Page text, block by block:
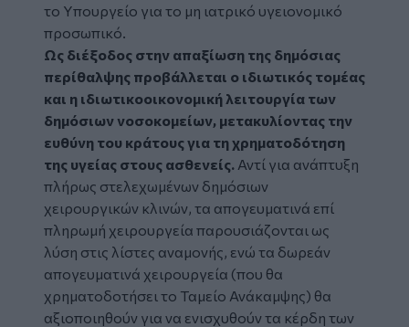
το Υπουργείο για το μη ιατρικό υγειονομικό
προσωπικό.
Ως διέξοδος στην απαξίωση της δημόσιας
περίθαλψης προβάλλεται ο ιδιωτικός τομέας
και η ιδιωτικοοικονομική λειτουργία των
δημόσιων νοσοκομείων, μετακυλίοντας την
ευθύνη του κράτους για τη χρηματοδότηση
της υγείας στους ασθενείς. Αντί για ανάπτυξη
πλήρως στελεχωμένων δημόσιων
χειρουργικών κλινών, τα απογευματινά επί
πληρωμή χειρουργεία παρουσιάζονται ως
λύση στις λίστες αναμονής, ενώ τα δωρεάν
απογευματινά χειρουργεία (που θα
χρηματοδοτήσει το Ταμείο Ανάκαμψης) θα
αξιοποιηθούν για να ενισχυθούν τα κέρδη των